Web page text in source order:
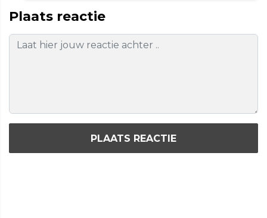
Plaats reactie
PLAATS REACTIE